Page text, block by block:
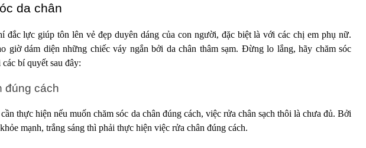
da chân
lực giúp tôn lên vẻ đẹp duyên dáng của con người, đặc biệt là với các chị em phụ nữ.
giờ dám diện những chiếc váy ngắn bởi da chân thâm sạm. Đừng lo lắng, hãy chăm sóc
bí quyết sau đây:
đúng cách
thực hiện nếu muốn chăm sóc da chân đúng cách, việc rửa chân sạch thôi là chưa đủ. Bởi
mạnh, trắng sáng thì phải thực hiện việc rửa chân đúng cách.